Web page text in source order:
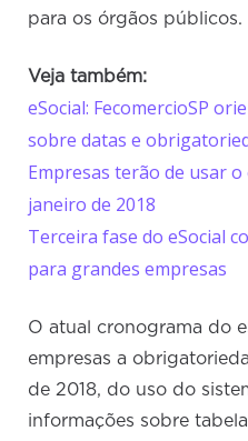
para os órgãos públicos.
Veja também:
eSocial: FecomercioSP
sobre datas e
Empresas terão de usar
janeiro de 2018
Terceira fase do eSocial
para grandes empresas
O atual cronograma do
empresas a
de 2018, do uso do
informações sobre